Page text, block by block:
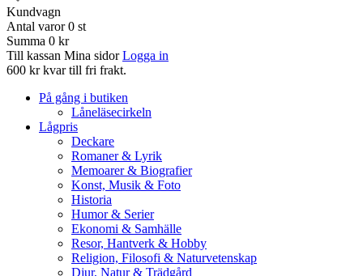
Kundvagn
Antal varor 0 st
Summa 0 kr
Till kassan Mina sidor Logga in
600 kr kvar till fri frakt.
På gång i butiken
Låneläsecirkeln
Lågpris
Deckare
Romaner & Lyrik
Memoarer & Biografier
Konst, Musik & Foto
Historia
Humor & Serier
Ekonomi & Samhälle
Resor, Hantverk & Hobby
Religion, Filosofi & Naturvetenskap
Djur, Natur & Trädgård